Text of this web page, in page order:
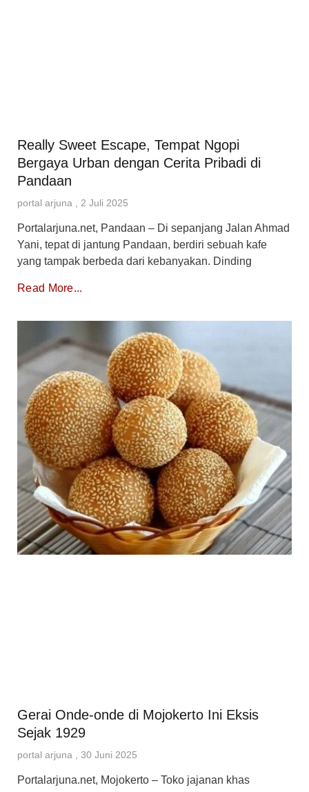
Really Sweet Escape, Tempat Ngopi
Bergaya Urban dengan Cerita Pribadi di
Pandaan
portal arjuna 2 Juli 2025
Portalarjuna.net, Pandaan – Di sepanjang Jalan Ahmad
Yani, tepat di jantung Pandaan, berdiri sebuah kafe
yang tampak berbeda dari kebanyakan. Dinding
Read More...
Gerai Onde-onde di Mojokerto Ini Eksis
Sejak 1929
portal arjuna 30 Juni 2025
Portalarjuna.net, Mojokerto – Toko jajanan khas